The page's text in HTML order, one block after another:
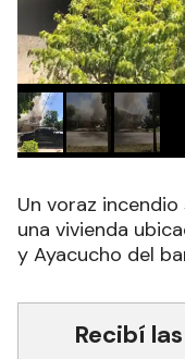
Un voraz
una vivienda
y Ayacucho del
Recibí